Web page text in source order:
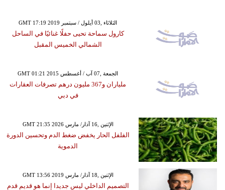
GMT 17:19 2019 الثلاثاء ,03 أيلول / سبتمبر
كارول سماحة تحيى حفلًا غنائيًا في الساحل
الشمالي الخميس المقبل
GMT 01:21 2015 الجمعة ,07 آب / أغسطس
ملياران و367 مليون درهم تصرفات العقارات
في دبي
GMT 21:35 2026 الإثنين ,16 آذار/ مارس
الفلفل الحار يخفض ضغط الدم وتحسين الدورة
الدموية
GMT 13:56 2019 الإثنين ,18 آذار/ مارس
التصميم الداخلي ليس جديدا إنما هو قديم قدم